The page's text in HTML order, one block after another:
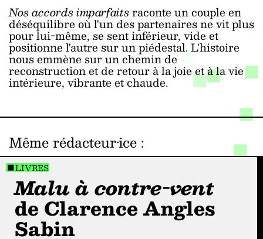
Nos accords imparfaitsraconte un couple en
déséquilibre où l'un des partenaires ne vit plus
pour lui-même, se sent inférieur, vide et
positionne l'autre sur un piédestal. L'histoire
nous emmène sur un chemin de
reconstruction et de retour à la joie et à la vie
intérieure, vibrante et chaude.
Même rédacteur·ice :
LIVRES
Malu à contre-vent
de Clarence Angles
Sabin